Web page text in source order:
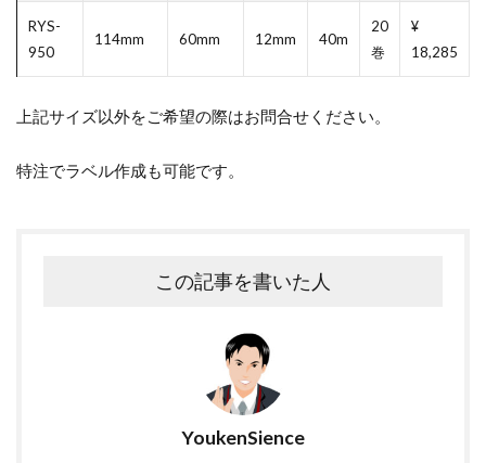
RYS-
950
114mm 60mm 12mm 40m
20
巻
¥
18,285
上記サイズ以外をご希望の際はお問合せください。
特注でラベル作成も可能です。
この記事を書いた人
YoukenSience